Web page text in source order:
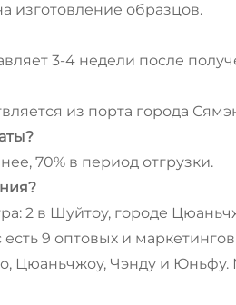
изготовление образцов.
3-4 недели после
из порта города
70% в период отгрузки.
2 в Шуйтоу, городе
есть 9 оптовых и
Цюаньчжоу, Чэнду и Юньфу.